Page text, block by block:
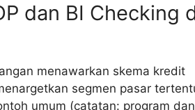
dan BI Checking
menawarkan skema kredit
segmen pasar
umum (catatan: program dan